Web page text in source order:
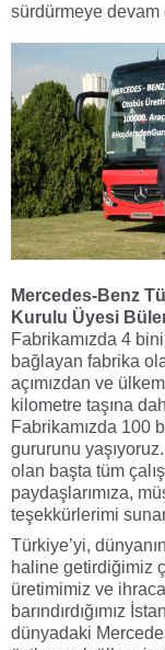
sürdürmeye devam
Mercedes-Benz
Kurulu Üyesi
Fabrikamızda 4
bağlayan fabrika
açımızdan ve
kilometre taşına
Fabrikamızda 100
gururunu
olan başta tüm
paydaşlarımıza,
teşekkürlerimi
Türkiye’yi,
haline getirdiğimiz
üretimimiz ve
barındırdığımız
dünyadaki